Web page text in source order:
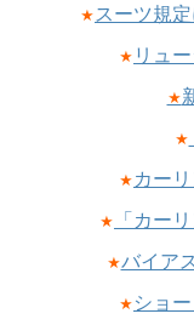
★スーツ規
★ リュ
★
★
★ カー
★ 「カー
★バイア
★ ショ